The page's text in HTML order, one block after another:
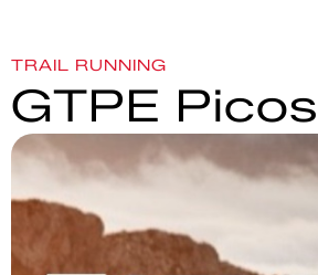
TRAIL RUNNING
GTPE